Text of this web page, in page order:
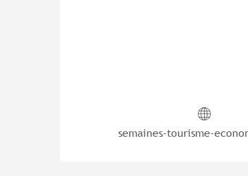
semaines-tourisme-